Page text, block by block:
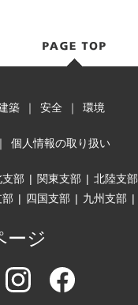
築 ｜ 安全 ｜ 環境
｜ 個人情報の取り扱い
部 | 関東支部 | 北陸支部
| 四国支部 | 九州支部 |
ージ